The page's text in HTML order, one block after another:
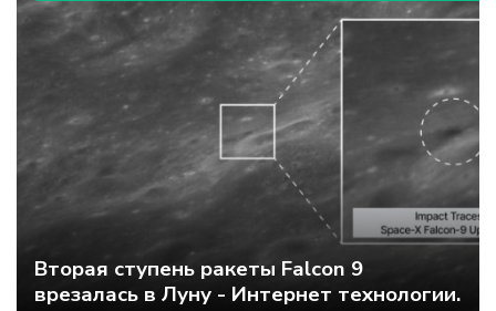
Вторая ступень ракеты Falcon 9
врезалась в Луну - Интернет технологии.